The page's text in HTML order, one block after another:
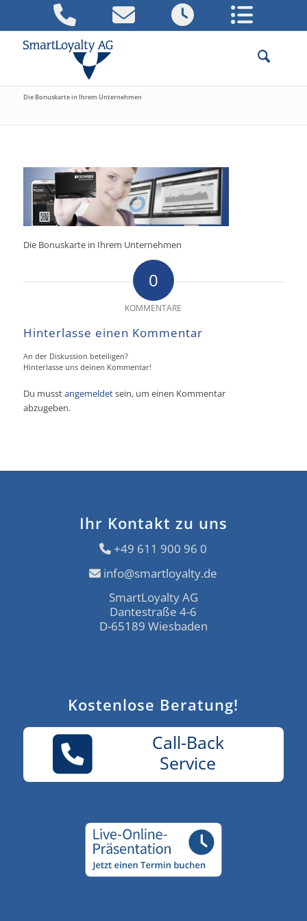
Die Bonuskarte in Ihrem Unternehmen
Die Bonuskarte in Ihrem Unternehmen
0
KOMMENTARE
Hinterlasse einen Kommentar
An der Diskussion beteiligen?
Hinterlasse uns deinen Kommentar!
Du musstangemeldetsein, um einen Kommentar
abzugeben.
Ihr Kontakt zu uns
+49 611 900 96 0
info@smartloyalty.de
SmartLoyalty AG
Dantestraße 4-6
D-65189 Wiesbaden
Kostenlose Beratung!
Call-Back
Service